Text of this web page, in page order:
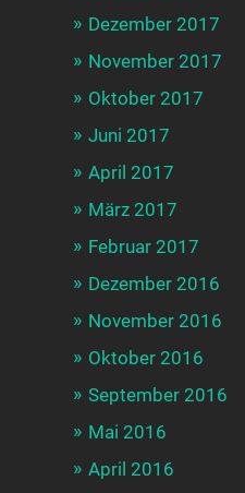
Dezember 2017
November 2017
Oktober 2017
Juni 2017
April 2017
März 2017
Februar 2017
Dezember 2016
November 2016
Oktober 2016
September 2016
Mai 2016
April 2016